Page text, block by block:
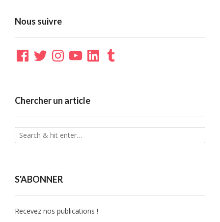
Nous suivre
Facebook
TwitterInstagramYouTubeLinkedInTumblr
Chercher un article
S'ABONNER
Recevez nos publications !